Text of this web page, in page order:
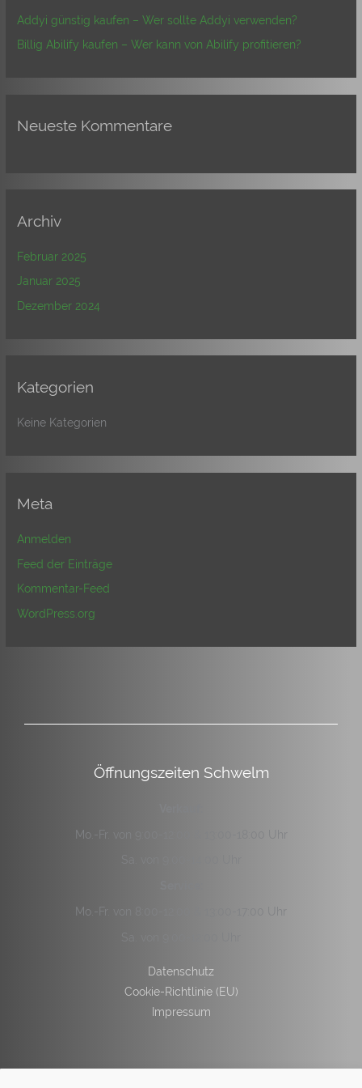
Addyi günstig kaufen – Wer sollte Addyi verwenden?
Billig Abilify kaufen – Wer kann von Abilify profitieren?
Neueste Kommentare
Archiv
Februar 2025
Januar 2025
Dezember 2024
Kategorien
Keine Kategorien
Meta
Anmelden
Feed der Einträge
Kommentar-Feed
WordPress.org
Öffnungszeiten Schwelm
Mo.-Fr. von 9:00-12:00 & 13:00-18:00 Uhr
Mo.-Fr. von 8:00-12:00 & 13:00-17:00 Uhr
Datenschutz
Cookie-Richtlinie (EU)
Impressum